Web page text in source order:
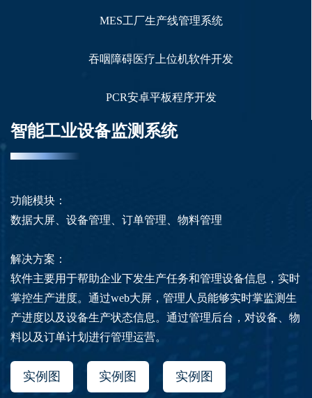
MES工厂生产线管理系统
吞咽障碍医疗上位机软件开发
PCR安卓平板程序开发
智能工业设备监测系统
功能模块：
数据大屏、设备管理、订单管理、物料管理
解决方案：
软件主要用于帮助企业下发生产任务和管理设备信息，实时
掌控生产进度。通过web大屏，管理人员能够实时掌监测生
产进度以及设备生产状态信息。通过管理后台，对设备、物
料以及订单计划进行管理运营。
实例图 实例图 实例图